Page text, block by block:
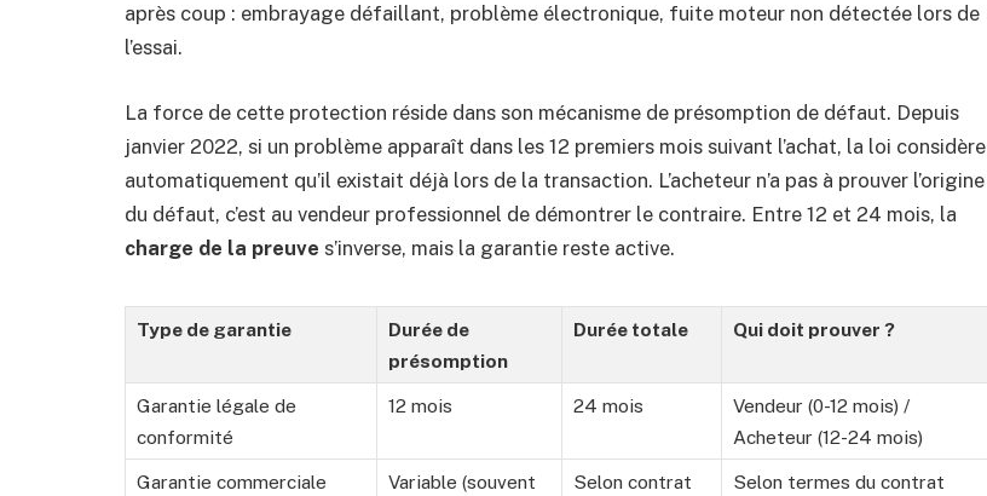
après coup : embrayage défaillant, problème électronique, fuite moteur non détectée lors de
l’essai.
La force de cette protection réside dans son mécanisme de présomption de défaut. Depuis
janvier 2022, si un problème apparaît dans les 12 premiers mois suivant l’achat, la loi considère
automatiquement qu’il existait déjà lors de la transaction. L’acheteur n’a pas à prouver l’origine
du défaut, c’est au vendeur professionnel de démontrer le contraire. Entre 12 et 24 mois, la
charge de la preuve s’inverse, mais la garantie reste active.
Type de garantie
Durée de
présomption
Durée totale Qui doit prouver ?
Garantie légale de
conformité
12 mois 24 mois
Vendeur (0-12 mois) /
Acheteur (12-24 mois)
Garantie commerciale
Variable (souvent
Selon contrat Selon termes du contrat